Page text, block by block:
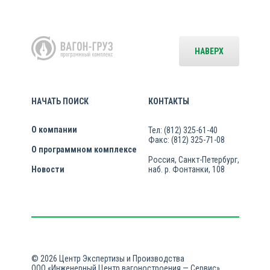
НАЧАТЬ ПОИСК
О компании
О программном комплексе
Новости
КОНТАКТЫ
Тел: (812) 325-61-40
Факс: (812) 325-71-08
Россия, Санкт-Петербург,
наб. р. Фонтанки, 108
НАВЕРХ
© 2026 Центр Экспертизы и Производства